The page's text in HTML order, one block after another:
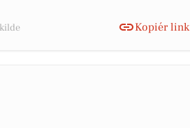
Kopiér link